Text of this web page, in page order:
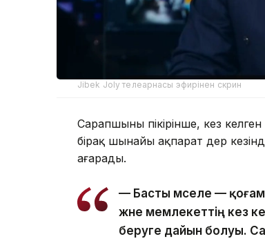
Jibek Joly телеарнасы эфирінен скрин
Сарапшының пікірінше, кез
бірақ шынайы ақпарат дер
аңғарады.
— Басты мәселе —
және мемлекеттің кез
беруге дайын болуы.